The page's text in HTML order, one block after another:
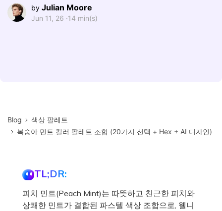
by Julian Moore
Jun 11, 26 ·14 min(s)
Blog
색상 팔레트
복숭아 민트 컬러 팔레트 조합 (20가지 선택 + Hex + AI 디자인)
TL;DR:
피치 민트(Peach Mint)는 따뜻하고 친근한 피치와
상쾌한 민트가 결합된 파스텔 색상 조합으로, 웰니